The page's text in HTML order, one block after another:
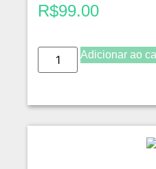
R$99.00
Adicionar ao